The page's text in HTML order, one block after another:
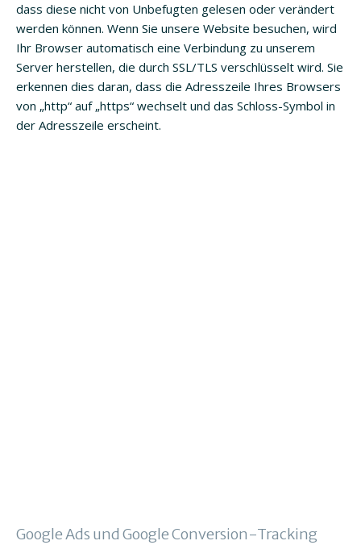
dass diese nicht von Unbefugten gelesen oder verändert
werden können. Wenn Sie unsere Website besuchen, wird
Ihr Browser automatisch eine Verbindung zu unserem
Server herstellen, die durch SSL/TLS verschlüsselt wird. Sie
erkennen dies daran, dass die Adresszeile Ihres Browsers
von „http“ auf „https“ wechselt und das Schloss-Symbol in
der Adresszeile erscheint.
Google Ads und Google Conversion-Tracking